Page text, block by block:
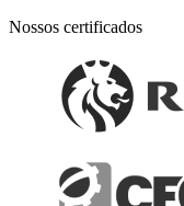
Nossos certificados